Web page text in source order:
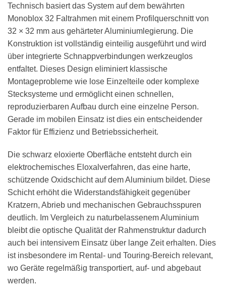
Technisch basiert das System auf dem bewährten
Monoblox 32 Faltrahmen mit einem Profilquerschnitt von
32 × 32 mm aus gehärteter Aluminiumlegierung. Die
Konstruktion ist vollständig einteilig ausgeführt und wird
über integrierte Schnappverbindungen werkzeuglos
entfaltet. Dieses Design eliminiert klassische
Montageprobleme wie lose Einzelteile oder komplexe
Stecksysteme und ermöglicht einen schnellen,
reproduzierbaren Aufbau durch eine einzelne Person.
Gerade im mobilen Einsatz ist dies ein entscheidender
Faktor für Effizienz und Betriebssicherheit.
Die schwarz eloxierte Oberfläche entsteht durch ein
elektrochemisches Eloxalverfahren, das eine harte,
schützende Oxidschicht auf dem Aluminium bildet. Diese
Schicht erhöht die Widerstandsfähigkeit gegenüber
Kratzern, Abrieb und mechanischen Gebrauchsspuren
deutlich. Im Vergleich zu naturbelassenem Aluminium
bleibt die optische Qualität der Rahmenstruktur dadurch
auch bei intensivem Einsatz über lange Zeit erhalten. Dies
ist insbesondere im Rental- und Touring-Bereich relevant,
wo Geräte regelmäßig transportiert, auf- und abgebaut
werden.